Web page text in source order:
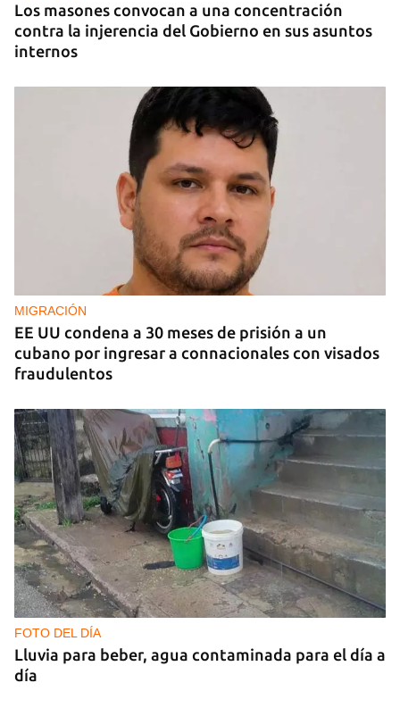
Los masones convocan a una concentración
contra la injerencia del Gobierno en sus asuntos
internos
MIGRACIÓN
EE UU condena a 30 meses de prisión a un
cubano por ingresar a connacionales con visados
fraudulentos
FOTO DEL DÍA
Lluvia para beber, agua contaminada para el día a
día